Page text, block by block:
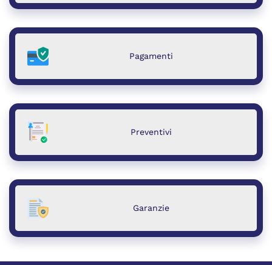
Pagamenti
Preventivi
Garanzie